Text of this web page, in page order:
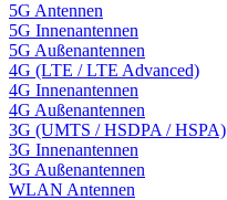
5G Antennen
5G Innenantennen
5G Außenantennen
4G (LTE / LTE Advanced)
4G Innenantennen
4G Außenantennen
3G (UMTS / HSDPA / HSPA)
3G Innenantennen
3G Außenantennen
WLAN Antennen